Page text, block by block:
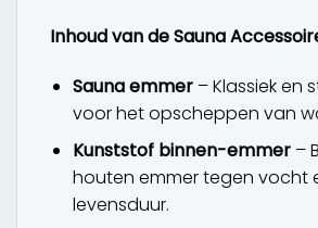
Inhoud van de Sauna
Sauna emmer– Klassiek en
voor het opscheppen van
Kunststof binnen-emmer–
houten emmer tegen vocht
levensduur.